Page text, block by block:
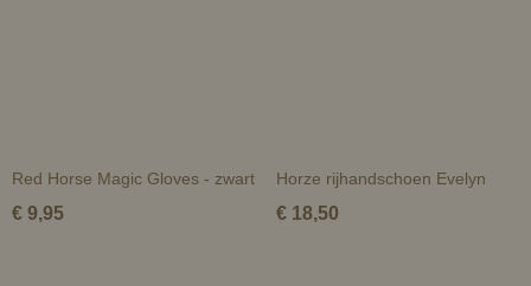
Red Horse Magic Gloves - zwart
€ 9,95
Horze rijhandschoen Evelyn
€ 18,50